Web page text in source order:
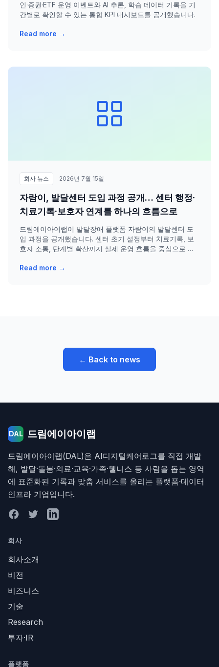
인·증권·ETF 운영 이벤트와 AI 추론, 학습 데이터 기록을 기
간별로 확인할 수 있는 통합 KPI 대시보드를 공개했습니다.
Read more →
회사 뉴스 2026년 7월 15일
자람이, 발달센터 도입 과정 공개… 센터 행정·
치료기록·보호자 연계를 하나의 흐름으로
드림에이아이랩이 발달장애 플랫폼 자람이의 발달센터 도
입 과정을 공개했습니다. 센터 초기 설정부터 치료기록, 보
호자 소통, 단계별 확산까지 실제 운영 흐름을 중심으로 설
Read more →
← Back to news
DAL 드림에이아이랩
드림에이아이랩(DAL)은 AI디지털케어로그를 직접 개발
해, 발달·돌봄·의료·교육·가족·웰니스 등 사람을 돕는 영역
에 표준화된 기록과 맞춤 서비스를 올리는 플랫폼·데이터
인프라 기업입니다.
FacebookTwitterLinkedIn
회사
회사소개
비전
비즈니스
기술
Research
투자·IR
플랫폼